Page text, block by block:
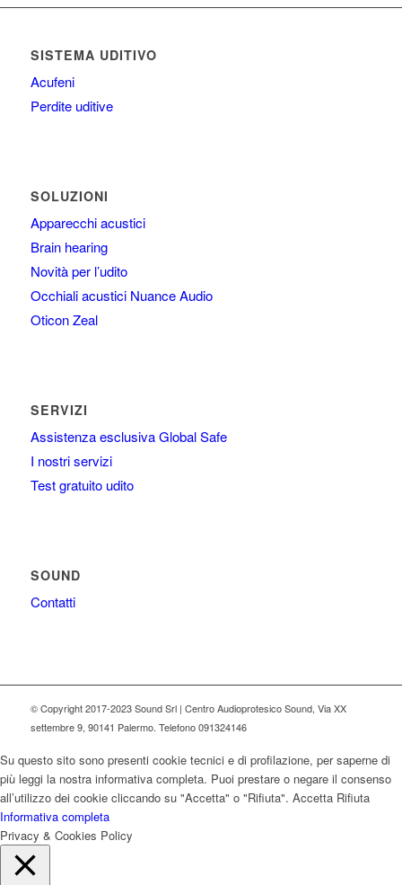
SISTEMA UDITIVO
Acufeni
Perdite uditive
SOLUZIONI
Apparecchi acustici
Brain hearing
Novità per l’udito
Occhiali acustici Nuance Audio
Oticon Zeal
SERVIZI
Assistenza esclusiva Global Safe
I nostri servizi
Test gratuito udito
SOUND
Contatti
© Copyright 2017-2023 Sound Srl | Centro Audioprotesico Sound, Via XX
settembre 9, 90141 Palermo. Telefono 091324146
Su questo sito sono presenti cookie tecnici e di profilazione, per saperne di
più leggi la nostra informativa completa. Puoi prestare o negare il consenso
all’utilizzo dei cookie cliccando su "Accetta" o "Rifiuta". Accetta Rifiuta
Informativa completa
Privacy & Cookies Policy